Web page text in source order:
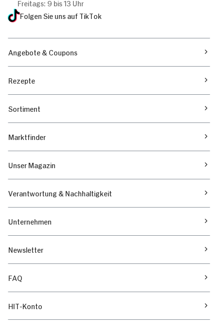
Freitags: 9 bis 13 Uhr
Folgen Sie uns auf TikTok
Angebote & Coupons
Rezepte
Sortiment
Marktfinder
Unser Magazin
Verantwortung & Nachhaltigkeit
Unternehmen
Newsletter
FAQ
HIT-Konto